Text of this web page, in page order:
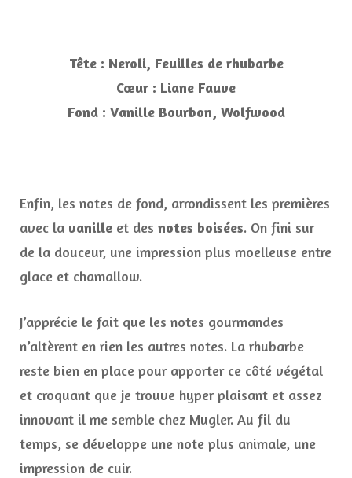
Tête : Neroli, Feuilles de rhubarbe
Cœur : Liane Fauve
Fond : Vanille Bourbon, Wolfwood
Enfin, les notes de fond, arrondissent les premières
avec la vanille et des notes boisées. On fini sur
de la douceur, une impression plus moelleuse entre
glace et chamallow.
J’apprécie le fait que les notes gourmandes
n’altèrent en rien les autres notes. La rhubarbe
reste bien en place pour apporter ce côté végétal
et croquant que je trouve hyper plaisant et assez
innovant il me semble chez Mugler. Au fil du
temps, se développe une note plus animale, une
impression de cuir.